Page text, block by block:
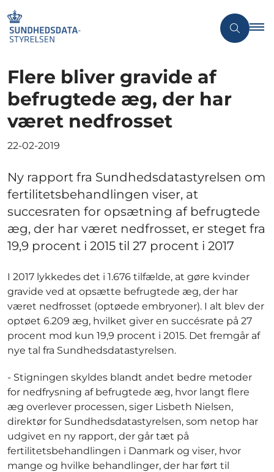
Flere bliver gravide af
befrugtede æg, der har
været nedfrosset
22-02-2019
Ny rapport fra Sundhedsdatastyrelsen om
fertilitetsbehandlingen viser, at
succesraten for opsætning af befrugtede
æg, der har været nedfrosset, er steget fra
19,9 procent i 2015 til 27 procent i 2017
I 2017 lykkedes det i 1.676 tilfælde, at gøre kvinder
gravide ved at opsætte befrugtede æg, der har
været nedfrosset (optøede embryoner). I alt blev der
optøet 6.209 æg, hvilket giver en succésrate på 27
procent mod kun 19,9 procent i 2015. Det fremgår af
nye tal fra Sundhedsdatastyrelsen.
- Stigningen skyldes blandt andet bedre metoder
for nedfrysning af befrugtede æg, hvor langt flere
æg overlever processen, siger Lisbeth Nielsen,
direktør for Sundhedsdatastyrelsen, som netop har
udgivet en ny rapport, der går tæt på
fertilitetsbehandlingen i Danmark og viser, hvor
mange og hvilke behandlinger, der har ført til